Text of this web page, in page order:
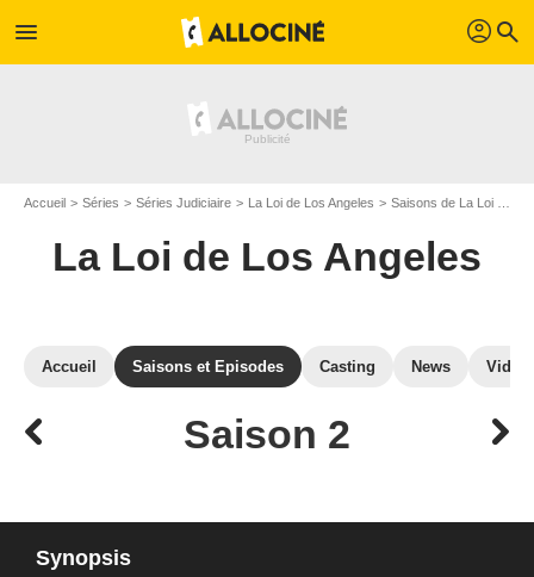
menu profil search
Accueil Séries Séries Judiciaire La Loi de Los Angeles Saisons de La Loi de Los Angeles
La Loi de Los Angeles
Accueil Saisons et Episodes Casting News
Saison 2
Synopsis